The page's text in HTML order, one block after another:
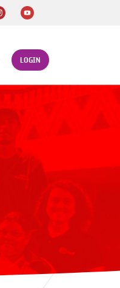
LOGIN